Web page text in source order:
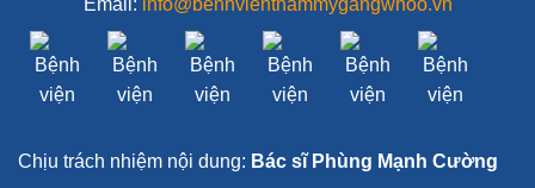
Email: info@benhvienthammygangwhoo.vn
Chịu trách nhiệm nội dung: Bác sĩ Phùng Mạnh Cường